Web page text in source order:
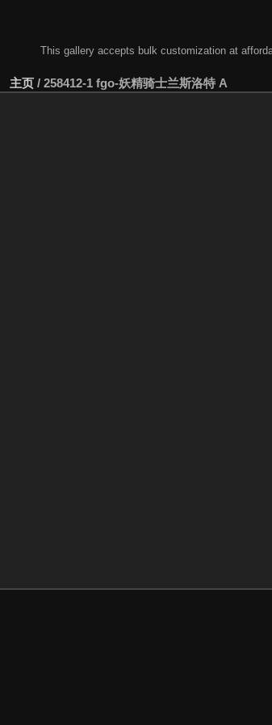
This gallery accepts bulk customization at
主页 / 258412-1 fgo-妖精骑士兰斯洛特 A